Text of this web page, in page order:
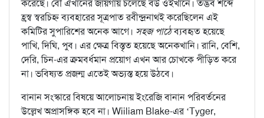
করেছে। বৌ ঐখানের জায়গায় চলেছে বউ ওইখানে। তদ্ভব শব্দে
হ্রস্ব স্বরচিহ্ন ব্যবহারের সূত্রপাত রবীন্দ্রনাথই করেছিলেন এই
কমিটির সুপারিশের অনেক আগে। সহজ পাঠেব্যবহৃত হয়েছে
পাখি, দিঘি, পুব। এর ক্ষেত্র বিস্তৃত হয়েছে অনেকখানি। রানি, বেশি,
দেরি, চিন-এর ক্রমবর্ধমান প্রয়োগ এখন আর চোখকে পীড়িত করে
না। ভবিষ্যত প্রজন্ম এতেই অভ্যস্ত হয়ে উঠবে।
বানান সংস্কারে বিষয়ে আলোচনায় ইংরেজি বানান পরিবর্তনের
উল্লেখ অপ্রাসঙ্গিক হবে না। Wiiliam Blake-এর ‘Tyger,